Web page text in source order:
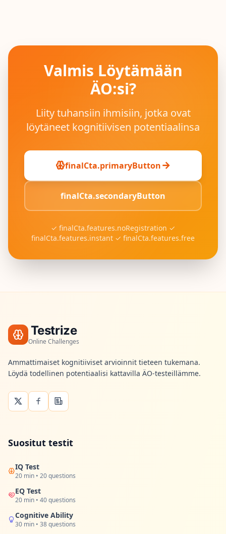
Valmis Löytämään
ÄO:si?
Liity tuhansiin ihmisiin, jotka ovat
löytäneet kognitiivisen potentiaalinsa
finalCta.primaryButton
finalCta.secondaryButton
✓ finalCta.features.noRegistration ✓
finalCta.features.instant ✓ finalCta.features.free
Testrize
Online Challenges
Ammattimaiset kognitiiviset arvioinnit tieteen tukemana.
Löydä todellinen potentiaalisi kattavilla ÄO-testeillämme.
Suositut testit
IQ Test
20 min • 20 questions
EQ Test
20 min • 40 questions
Cognitive Ability
30 min • 38 questions